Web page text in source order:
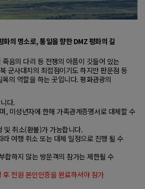
화의 명소로, 통일을 향한 DMZ 평화의 길
음의 다리 등 전쟁의 아픔이 깃들어 있는
군사대치의 최접점이기도 하지만 판문점 등
목의 역할을 하는 곳입니다. 평화관광의
다.
, 미성년자에 한해 가족관계증명서로 대체할 수
및 취소(환불)가 가능합니다.
여행 취소 또는 대체 일정으로 진행 될 수
합하지 않는 방문객의 참가는 제한될 수
전원 본인인증을 완료하셔야 참가